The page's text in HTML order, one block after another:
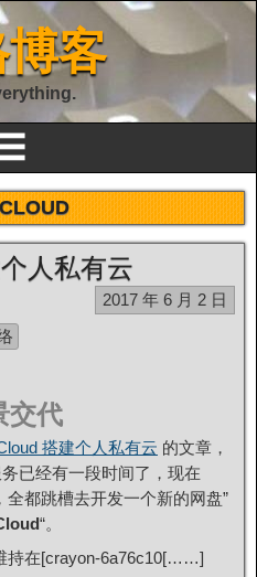
客
人私有云
2017 年 6 月 2 日
交代
搭建个人私有云 的文章，
已经有一段时间了，现在
全都跳槽去开发一个新的网盘”
“。
持在[crayon-6a76c10[……]